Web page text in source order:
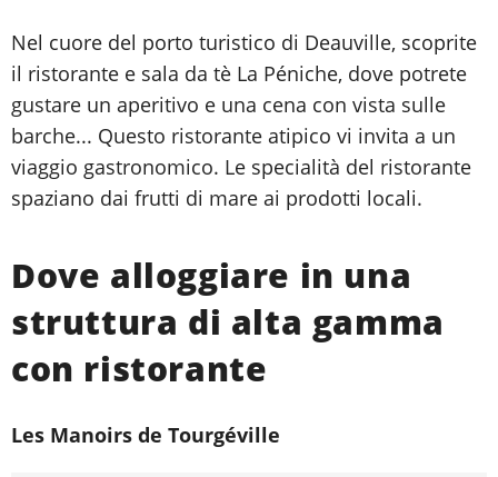
Nel cuore del porto turistico di Deauville, scoprite
il ristorante e sala da tè La Péniche, dove potrete
gustare un aperitivo e una cena con vista sulle
barche... Questo ristorante atipico vi invita a un
viaggio gastronomico. Le specialità del ristorante
spaziano dai frutti di mare ai prodotti locali.
Dove alloggiare in una
struttura di alta gamma
con ristorante
Les Manoirs de Tourgéville